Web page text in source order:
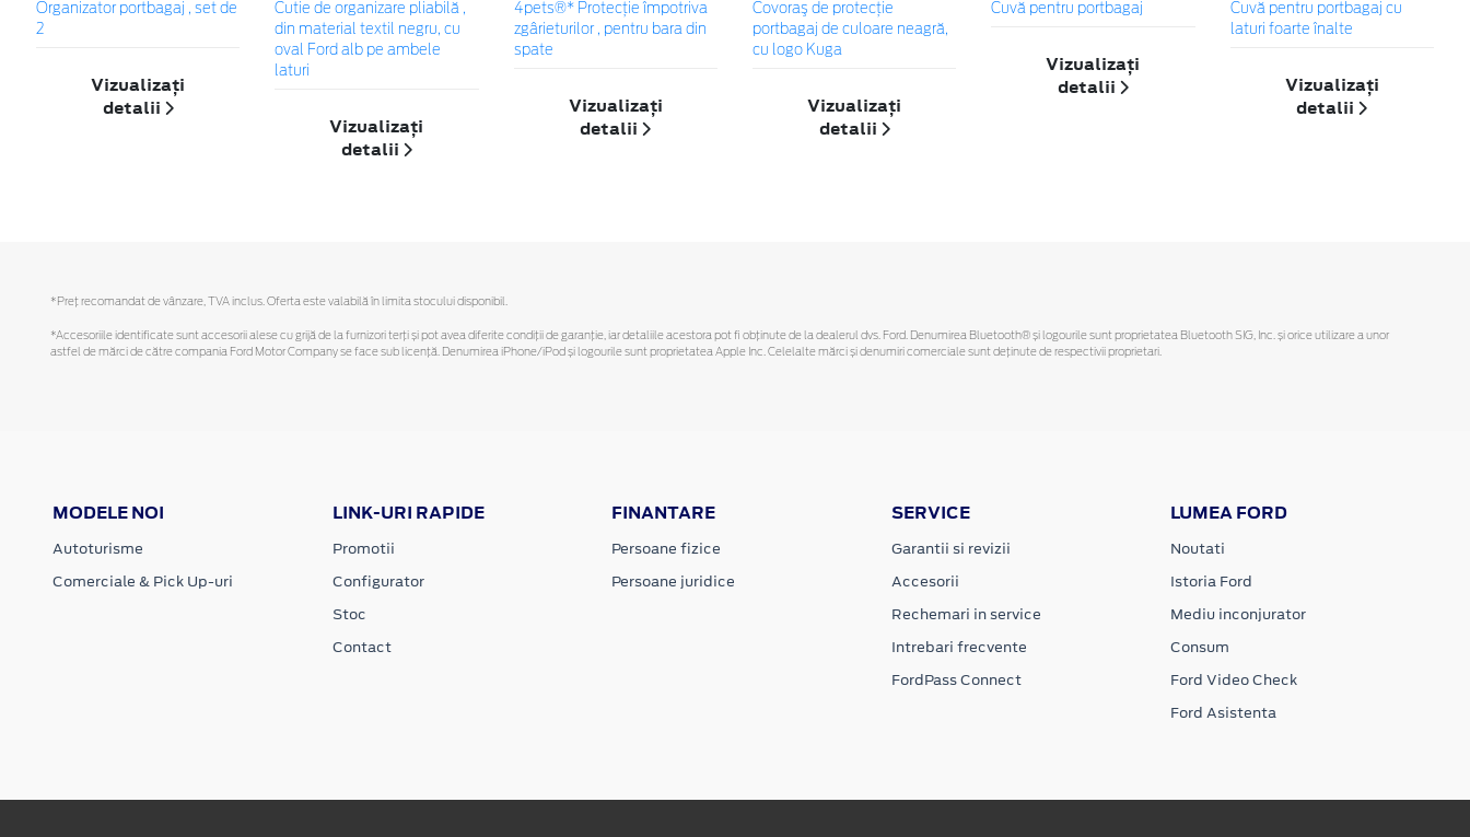
Organizator portbagaj , set de
2
Vizualizați
detalii
Cutie de organizare pliabilă ,
din material textil negru, cu
oval Ford alb pe ambele
laturi
Vizualizați
detalii
4pets®* Protecție împotriva
zgârieturilor , pentru bara din
spate
Vizualizați
detalii
Covoraş de protecţie
portbagaj de culoare neagră,
cu logo Kuga
Vizualizați
detalii
Cuvă pentru portbagaj
Vizualizați
detalii
Cuvă pentru portbagaj cu
laturi foarte înalte
Vizualizați
detalii
*Preţ recomandat de vânzare, TVA inclus. Oferta este valabilă în limita stocului disponibil.
*Accesoriile identificate sunt accesorii alese cu grijă de la furnizori terți și pot avea diferite condiții de garanție, iar detaliile acestora pot fi obținute de la dealerul dvs. Ford. Denumirea Bluetooth® și logourile sunt proprietatea Bluetooth SIG, Inc. și orice utilizare a unor
astfel de mărci de către compania Ford Motor Company se face sub licență. Denumirea iPhone/iPod și logourile sunt proprietatea Apple Inc. Celelalte mărci și denumiri comerciale sunt deținute de respectivii proprietari.
MODELE NOI
Autoturisme
Comerciale & Pick Up-uri
LINK-URI RAPIDE
Promotii
Configurator
Stoc
Contact
FINANTARE
Persoane fizice
Persoane juridice
SERVICE
Garantii si revizii
Accesorii
Rechemari in service
Intrebari frecvente
FordPass Connect
LUMEA FORD
Noutati
Istoria Ford
Mediu inconjurator
Consum
Ford Video Check
Ford Asistenta